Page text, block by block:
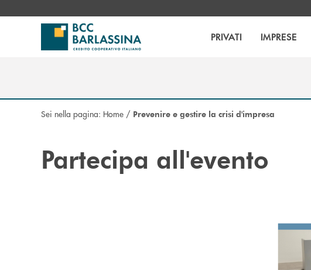
PRIVATI IMPRESE
Sei nella pagina: Home / Prevenire e gestire la crisi d'impresa
Partecipa all'evento